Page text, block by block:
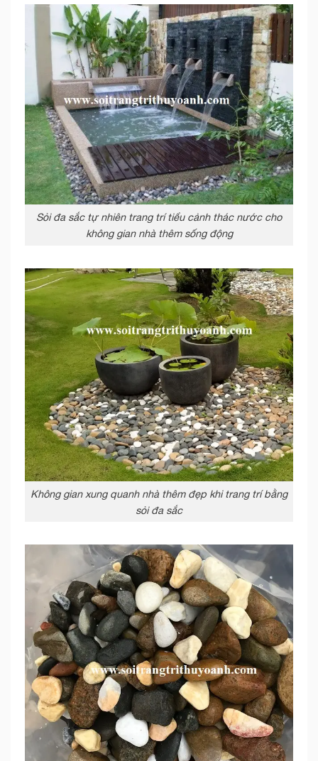
Sỏi đa sắc tự nhiên trang trí tiểu cảnh thác nước cho
không gian nhà thêm sống động
Không gian xung quanh nhà thêm đẹp khi trang trí bằng
sỏi đa sắc